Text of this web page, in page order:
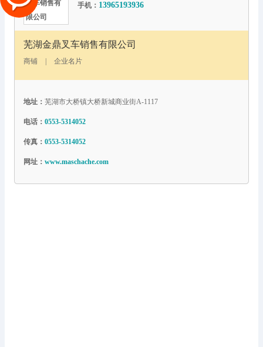
手机： 13965193936
芜湖金鼎叉车销售有限公司
商铺 企业名片
地址： 芜湖市大桥镇大桥新城商业街A-1117
电话： 0553-5314052
传真： 0553-5314052
网址： www.maschache.com